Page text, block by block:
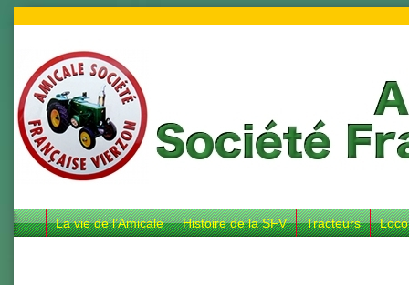
La vie de l’Amicale Histoire de la SFV Tracteurs